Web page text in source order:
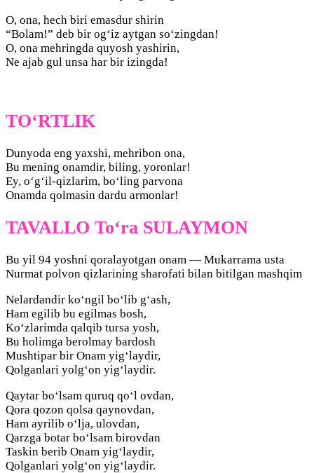
O, ona, hech biri emasdur shirin
“Bolam!” deb bir og‘iz aytgan so‘zingdan!
O, ona mehringda quyosh yashirin,
Ne ajab gul unsa har bir izingda!
TO‘RTLIK
Dunyoda eng yaxshi, mehribon ona,
Bu mening onamdir, biling, yoronlar!
Ey, o‘g‘il-qizlarim, bo‘ling parvona
Onamda qolmasin dardu armonlar!
TAVALLO To‘ra SULAYMON
Bu yil 94 yoshni qoralayotgan onam — Mukarrama usta
Nurmat polvon qizlarining sharofati bilan bitilgan mashqim
Nelardandir ko‘ngil bo‘lib g‘ash,
Ham egilib bu egilmas bosh,
Ko‘zlarimda qalqib tursa yosh,
Bu holimga berolmay bardosh
Mushtipar bir Onam yig‘laydir,
Qolganlari yolg‘on yig‘laydir.
Qaytar bo‘lsam quruq qo‘l ovdan,
Qora qozon qolsa qaynovdan,
Ham ayrilib o‘lja, ulovdan,
Qarzga botar bo‘lsam birovdan
Taskin berib Onam yig‘laydir,
Qolganlari yolg‘on yig‘laydir.